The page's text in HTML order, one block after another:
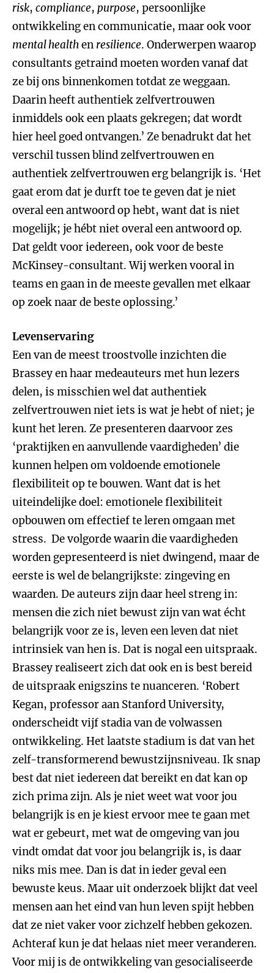
risk, compliance, purpose, persoonlijke
ontwikkeling en communicatie, maar ook voor
mental healthen resilience. Onderwerpen waarop
consultants getraind moeten worden vanaf dat
ze bij ons binnenkomen totdat ze weggaan.
Daarin heeft authentiek zelfvertrouwen
inmiddels ook een plaats gekregen; dat wordt
hier heel goed ontvangen.’ Ze benadrukt dat het
verschil tussen blind zelfvertrouwen en
authentiek zelfvertrouwen erg belangrijk is. ‘Het
gaat erom dat je durft toe te geven dat je niet
overal een antwoord op hebt, want dat is niet
mogelijk; je hébt niet overal een antwoord op.
Dat geldt voor iedereen, ook voor de beste
McKinsey-consultant. Wij werken vooral in
teams en gaan in de meeste gevallen met elkaar
op zoek naar de beste oplossing.’
Levenservaring
Een van de meest troostvolle inzichten die
Brassey en haar medeauteurs met hun lezers
delen, is misschien wel dat authentiek
zelfvertrouwen niet iets is wat je hebt of niet; je
kunt het leren. Ze presenteren daarvoor zes
‘praktijken en aanvullende vaardigheden’ die
kunnen helpen om voldoende emotionele
flexibiliteit op te bouwen. Want dat is het
uiteindelijke doel: emotionele flexibiliteit
opbouwen om effectief te leren omgaan met
stress. De volgorde waarin die vaardigheden
worden gepresenteerd is niet dwingend, maar de
eerste is wel de belangrijkste: zingeving en
waarden. De auteurs zijn daar heel streng in:
mensen die zich niet bewust zijn van wat écht
belangrijk voor ze is, leven een leven dat niet
intrinsiek van hen is. Dat is nogal een uitspraak.
Brassey realiseert zich dat ook en is best bereid
de uitspraak enigszins te nuanceren. ‘Robert
Kegan, professor aan Stanford University,
onderscheidt vijf stadia van de volwassen
ontwikkeling. Het laatste stadium is dat van het
zelf-transformerend bewustzijnsniveau. Ik snap
best dat niet iedereen dat bereikt en dat kan op
zich prima zijn. Als je niet weet wat voor jou
belangrijk is en je kiest ervoor mee te gaan met
wat er gebeurt, met wat de omgeving van jou
vindt omdat dat voor jou belangrijk is, is daar
niks mis mee. Dan is dat in ieder geval een
bewuste keus. Maar uit onderzoek blijkt dat veel
mensen aan het eind van hun leven spijt hebben
dat ze niet vaker voor zichzelf hebben gekozen.
Achteraf kun je dat helaas niet meer veranderen.
Voor mij is de ontwikkeling van gesocialiseerde